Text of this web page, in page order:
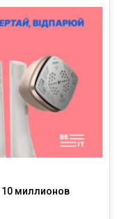
10 миллионов